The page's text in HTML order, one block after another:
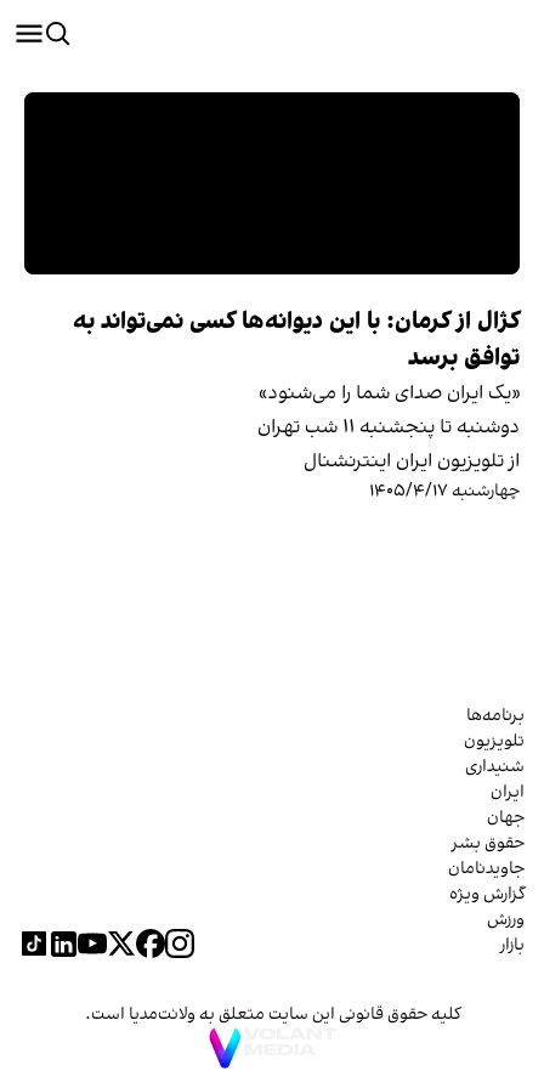
کژال از کرمان: با این دیوانه‌ها کسی نمی‌تواند به
توافق برسد
«یک ایران صدای شما را می‌شنود»
دوشنبه تا پنجشنبه ۱۱ شب تهران
از تلویزیون ایران اینترنشنال
چهارشنبه ۱۴۰۵/۴/۱۷
برنامه‌ها
تلویزیون
شنیداری
ایران
جهان
حقوق بشر
جاویدنامان
گزارش ویژه
ورزش
بازار
کلیه حقوق قانونی این سایت متعلق به ولانت‌مدیا است.